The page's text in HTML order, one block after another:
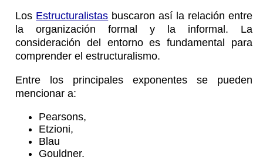
Los Estructuralistas buscaron así la relación entre
la organización formal y la informal. La
consideración del entorno es fundamental para
comprender el estructuralismo.
Entre los principales exponentes se pueden
mencionar a:
Pearsons,
Etzioni,
Blau
Gouldner.